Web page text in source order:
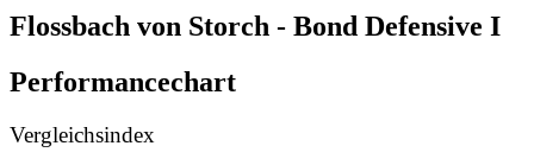
Flossbach von Storch - Bond Defensive I
Performancechart
Vergleichsindex